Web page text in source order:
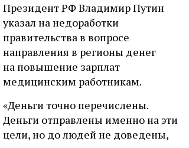
Президент РФ Владимир Путин
указал на недоработки
правительства в вопросе
направления в регионы денег
на повышение зарплат
медицинским работникам.
«Деньги точно перечислены.
Деньги отправлены именно на эти
цели, но до людей не доведены,